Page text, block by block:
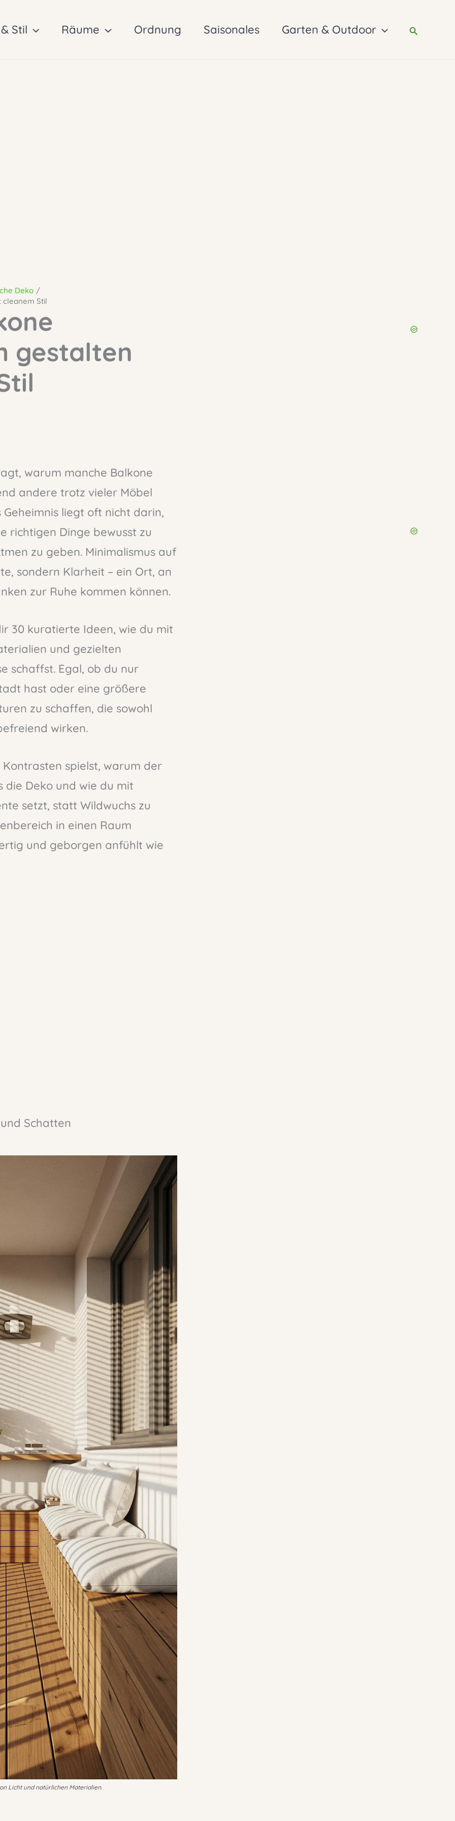
Stil Räume Ordnung Saisonales Garten & Outdoor Suchen
Deko
cleanem Stil
gestalten
warum manche Balkone
andere trotz vieler Möbel
liegt oft nicht darin,
richtigen Dinge bewusst zu
zu geben. Minimalismus auf
sondern Klarheit – ein Ort, an
zur Ruhe kommen können.
30 kuratierte Ideen, wie du mit
und gezielten
schaffst. Egal, ob du nur
hast oder eine größere
zu schaffen, die sowohl
wirken.
spielst, warum der
Deko und wie du mit
setzt, statt Wildwuchs zu
in einen Raum
und geborgen anfühlt wie
Schatten
Licht und natürlichen Materialien.